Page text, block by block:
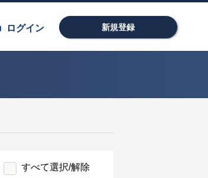
ログイン 新規登録
すべて選択/解除